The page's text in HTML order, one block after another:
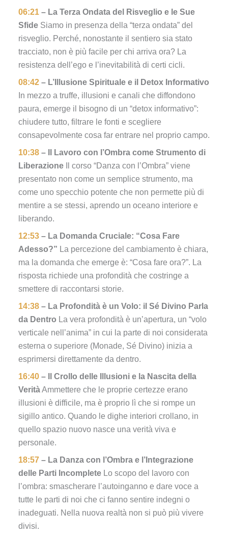
06:21 – La Terza Ondata del Risveglio e le Sue
Sfide Siamo in presenza della “terza ondata” del
risveglio. Perché, nonostante il sentiero sia stato
tracciato, non è più facile per chi arriva ora? La
resistenza dell’ego e l’inevitabilità di certi cicli.
08:42 – L’Illusione Spirituale e il Detox Informativo
In mezzo a truffe, illusioni e canali che diffondono
paura, emerge il bisogno di un “detox informativo”:
chiudere tutto, filtrare le fonti e scegliere
consapevolmente cosa far entrare nel proprio campo.
10:38 – Il Lavoro con l’Ombra come Strumento di
Liberazione Il corso “Danza con l’Ombra” viene
presentato non come un semplice strumento, ma
come uno specchio potente che non permette più di
mentire a se stessi, aprendo un oceano interiore e
liberando.
12:53 – La Domanda Cruciale: “Cosa Fare
Adesso?” La percezione del cambiamento è chiara,
ma la domanda che emerge è: “Cosa fare ora?”. La
risposta richiede una profondità che costringe a
smettere di raccontarsi storie.
14:38 – La Profondità è un Volo: il Sé Divino Parla
da Dentro La vera profondità è un’apertura, un “volo
verticale nell’anima” in cui la parte di noi considerata
esterna o superiore (Monade, Sé Divino) inizia a
esprimersi direttamente da dentro.
16:40 – Il Crollo delle Illusioni e la Nascita della
VeritàAmmettere che le proprie certezze erano
illusioni è difficile, ma è proprio lì che si rompe un
sigillo antico. Quando le dighe interiori crollano, in
quello spazio nuovo nasce una verità viva e
personale.
18:57 – La Danza con l’Ombra e l’Integrazione
delle Parti Incomplete Lo scopo del lavoro con
l’ombra: smascherare l’autoinganno e dare voce a
tutte le parti di noi che ci fanno sentire indegni o
inadeguati. Nella nuova realtà non si può più vivere
divisi.